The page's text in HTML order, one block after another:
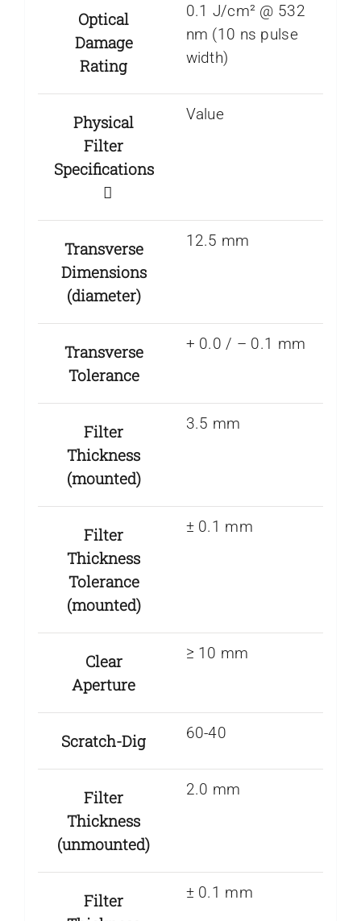
Optical
Damage
Rating
0.1 J/cm² @ 532
nm (10 ns pulse
width)
Physical
Filter
Specifications
Value
Transverse
Dimensions
(diameter)
12.5 mm
Transverse
Tolerance
+ 0.0 / – 0.1 mm
Filter
Thickness
(mounted)
3.5 mm
Filter
Thickness
Tolerance
(mounted)
± 0.1 mm
Clear
Aperture
≥ 10 mm
Scratch-Dig 60-40
Filter
Thickness
(unmounted)
2.0 mm
Filter
± 0.1 mm